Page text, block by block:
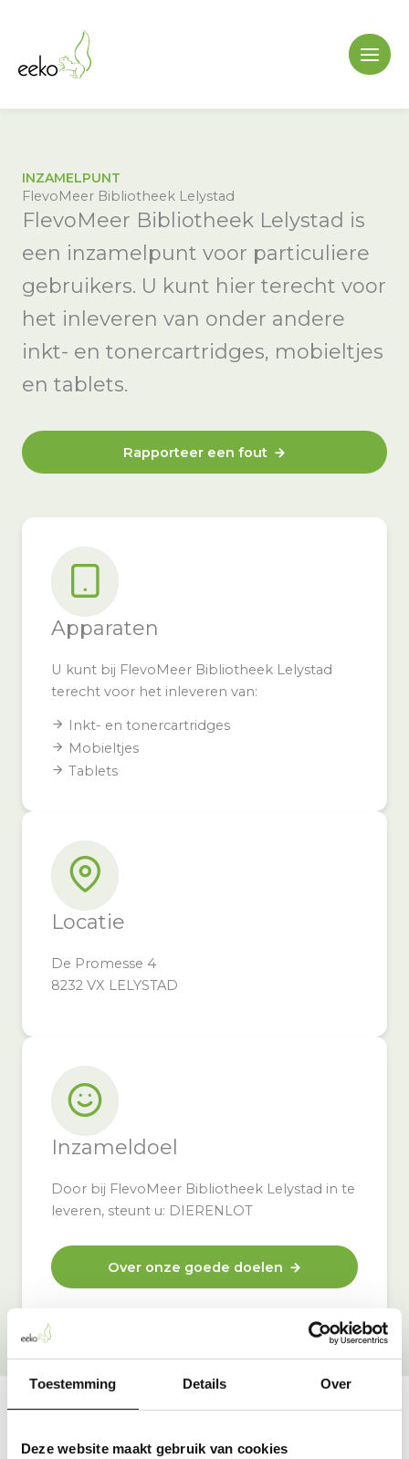
Toestemming Details Over
Deze website maakt gebruik van cookies
inhoud
INZAMELPUNT
FlevoMeer Bibliotheek Lelystad
FlevoMeer Bibliotheek Lelystad is
een inzamelpunt voor particuliere
gebruikers. U kunt hier terecht voor
het inleveren van onder andere
inkt- en tonercartridges, mobieltjes
en tablets.
Rapporteer een fout
Apparaten
U kunt bij FlevoMeer Bibliotheek Lelystad
terecht voor het inleveren van:
Inkt- en tonercartridges
Mobieltjes
Tablets
Locatie
De Promesse 4
8232 VX LELYSTAD
Inzameldoel
Door bij FlevoMeer Bibliotheek Lelystad in te
leveren, steunt u: DIERENLOT
Over onze goede doelen
Vraag & antwoord